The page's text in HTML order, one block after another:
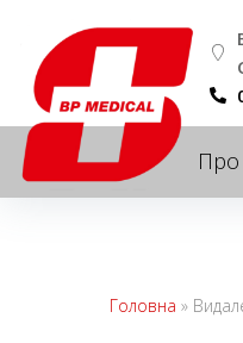
Про
Головна »